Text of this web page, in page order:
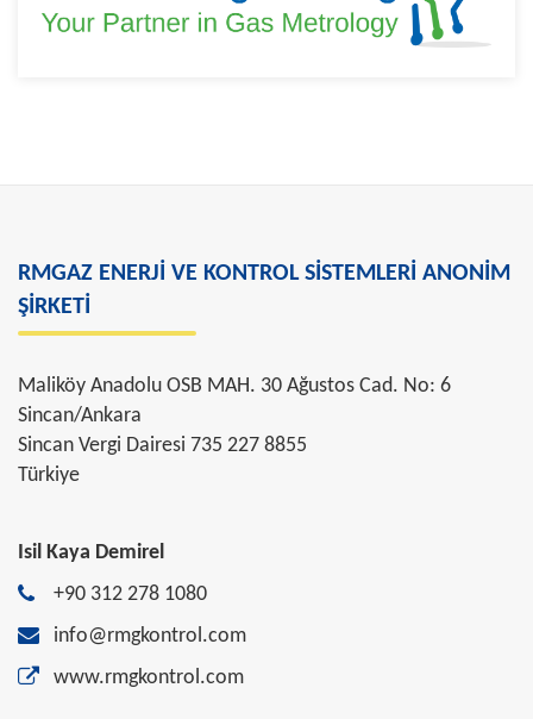
RMGAZ ENERJİ VE KONTROL SİSTEMLERİ ANONİM
ŞİRKETİ
Maliköy Anadolu OSB MAH. 30 Ağustos Cad. No: 6
Sincan/Ankara
Sincan Vergi Dairesi 735 227 8855
Türkiye
Isil Kaya Demirel
+90 312 278 1080
info@rmgkontrol.com
www.rmgkontrol.com